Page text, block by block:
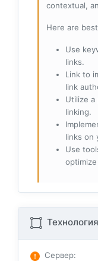
contextual,
Here are
Use
links.
Link to
link
Utilize
linking.
links on
Use
Сервер: